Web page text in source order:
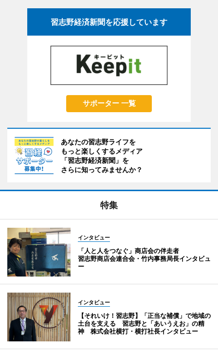
習志野経済新聞を応援しています
サポーター 一覧
あなたの習志野ライフを
もっと楽しくするメディア
「習志野経済新聞」を
さらに知ってみませんか？
特集
インタビュー
「人と人をつなぐ」商店会の伴走者
習志野商店会連合会・竹内事務局長インタビュ
ー
インタビュー
【それいけ！習志野】「正当な補償」で地域の
土台を支える 習志野と「あいうえお」の精
神 株式会社横打・横打社長インタビュー